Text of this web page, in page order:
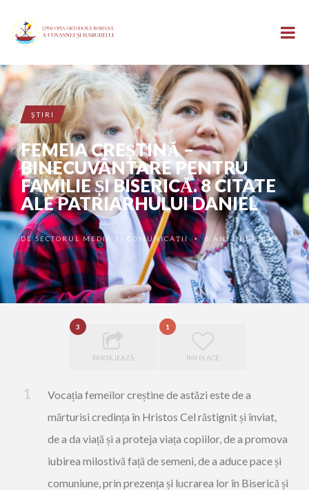
ŞTIRI
FEMEIA CREȘTINĂ –
BINECUVÂNTARE PENTRU
FAMILIE ȘI BISERICĂ. 8 CITATE
ALE PATRIARHULUI DANIEL
DESECTORUL MEDIA ȘI COMUNICAȚII • 6 ANI ÎN URMĂ
3
PARTAJEAZĂ
1
ÎMI PLACE
Vocația femeilor creștine de astăzi este de a
mărturisi credința în Hristos Cel răstignit și înviat,
de a da viață și a proteja viața copiilor, de a promova
iubirea milostivă față de semeni, de a aduce pace și
comuniune, prin prezența și lucrarea lor în Biserică și